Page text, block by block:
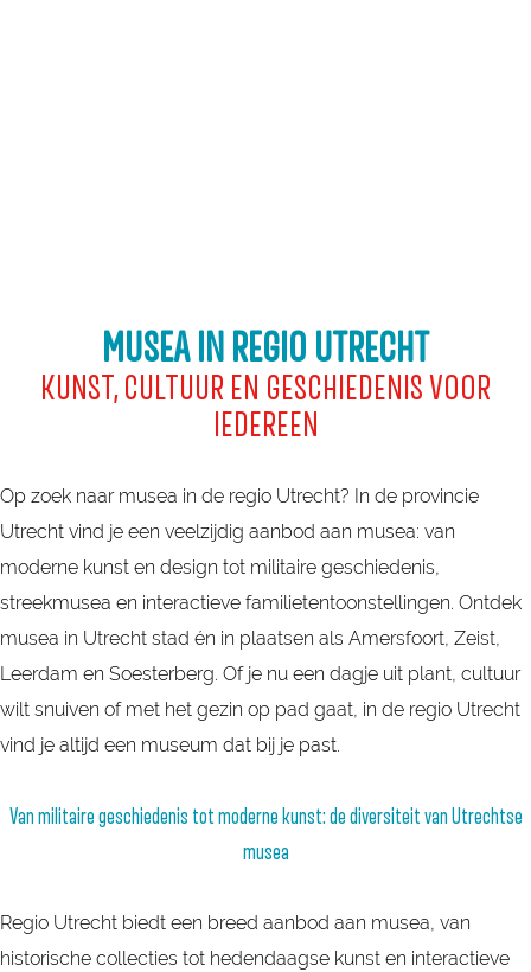
MUSEA IN REGIO UTRECHT
KUNST, CULTUUR EN GESCHIEDENIS VOOR
IEDEREEN
Op zoek naar musea in de regio Utrecht? In de provincie
Utrecht vind je een veelzijdig aanbod aan musea: van
moderne kunst en design tot militaire geschiedenis,
streekmusea en interactieve familietentoonstellingen. Ontdek
musea in Utrecht stad én in plaatsen als Amersfoort, Zeist,
Leerdam en Soesterberg. Of je nu een dagje uit plant, cultuur
wilt snuiven of met het gezin op pad gaat, in de regio Utrecht
vind je altijd een museum dat bij je past.
Van militaire geschiedenis tot moderne kunst: de diversiteit van Utrechtse
musea
Regio Utrecht biedt een breed aanbod aan musea, van
historische collecties tot hedendaagse kunst en interactieve